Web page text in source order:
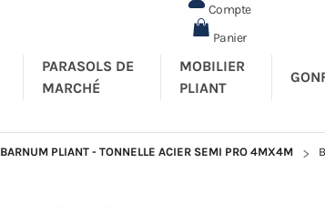
Compte
Panier
PARASOLS DE
MARCHÉ
MOBILIER
PLIANT
BARNUM PLIANT - TONNELLE ACIER SEMI PRO 4MX4M